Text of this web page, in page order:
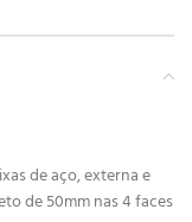
de aço, externa e
de 50mm nas 4 faces